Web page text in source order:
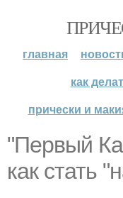
главная
как
прически и
"Первый
как стать